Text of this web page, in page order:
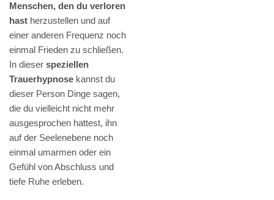
Menschen, den du verloren
hast herzustellen und auf
einer anderen Frequenz noch
einmal Frieden zu schließen.
In dieser speziellen
Trauerhypnose kannst du
dieser Person Dinge sagen,
die du vielleicht nicht mehr
ausgesprochen hattest, ihn
auf der Seelenebene noch
einmal umarmen oder ein
Gefühl von Abschluss und
tiefe Ruhe erleben.